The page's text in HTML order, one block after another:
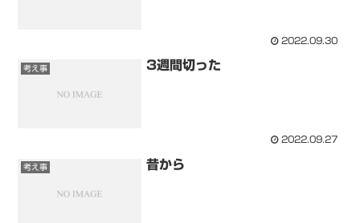
2022.09.30
考え事 3週間切った
2022.09.27
考え事 昔から